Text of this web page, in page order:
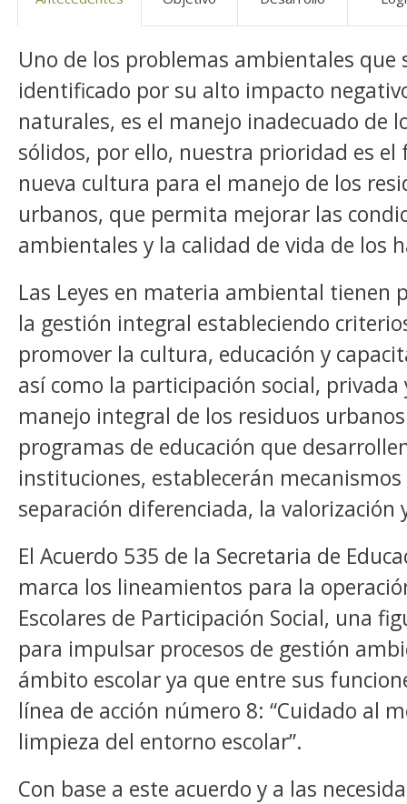
Uno de los problemas ambientales que
identificado por su alto impacto
naturales, es el manejo inadecuado de
sólidos, por ello, nuestra prioridad es
nueva cultura para el manejo de los
urbanos, que permita mejorar las
ambientales y la calidad de vida de los
Las Leyes en materia ambiental tienen
la gestión integral estableciendo
promover la cultura, educación y
así como la participación social,
manejo integral de los residuos
programas de educación que
instituciones, establecerán
separación diferenciada, la valorización
El Acuerdo 535 de la Secretaria de
marca los lineamientos para la
Escolares de Participación Social, una
para impulsar procesos de gestión
ámbito escolar ya que entre sus
línea de acción número 8: “Cuidado al
limpieza del entorno escolar”.
Con base a este acuerdo y a las